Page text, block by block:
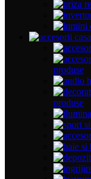
produse
produse